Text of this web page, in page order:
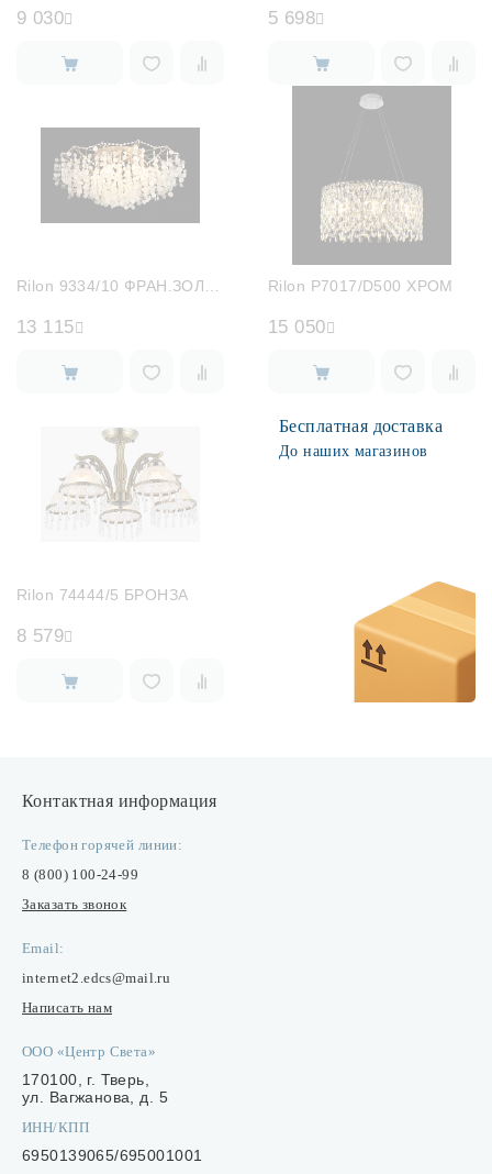
9 030 5 698
13 115
Rilon P7017/D500 ХРОМ
15 050
Rilon 74444/5 БРОНЗА
8 579
Бесплатная доставка
До наших магазинов
Контактная информация
Телефон горячей линии:
8 (800) 100-24-99
Заказать звонок
Email:
internet2.edcs@mail.ru
Написать нам
ООО «Центр Света»
170100, г. Тверь,
ул. Вагжанова, д. 5
ИНН/КПП
6950139065/695001001